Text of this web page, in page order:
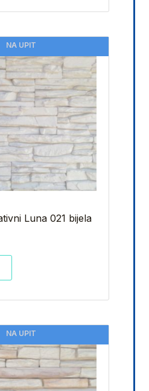
NA UPIT
Luna 021 bijela
NA UPIT